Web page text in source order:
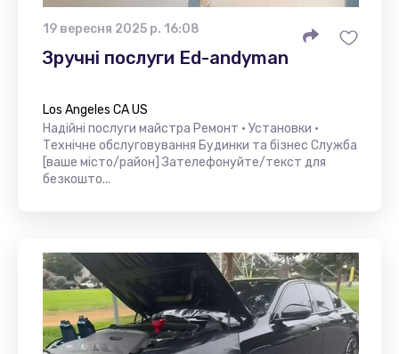
19 вересня 2025 р. 16:08
Зручні послуги Ed-andyman
Los Angeles CA US
Надійні послуги майстра Ремонт • Установки •
Технічне обслуговування Будинки та бізнес Служба
[ваше місто/район] Зателефонуйте/текст для
безкошто...